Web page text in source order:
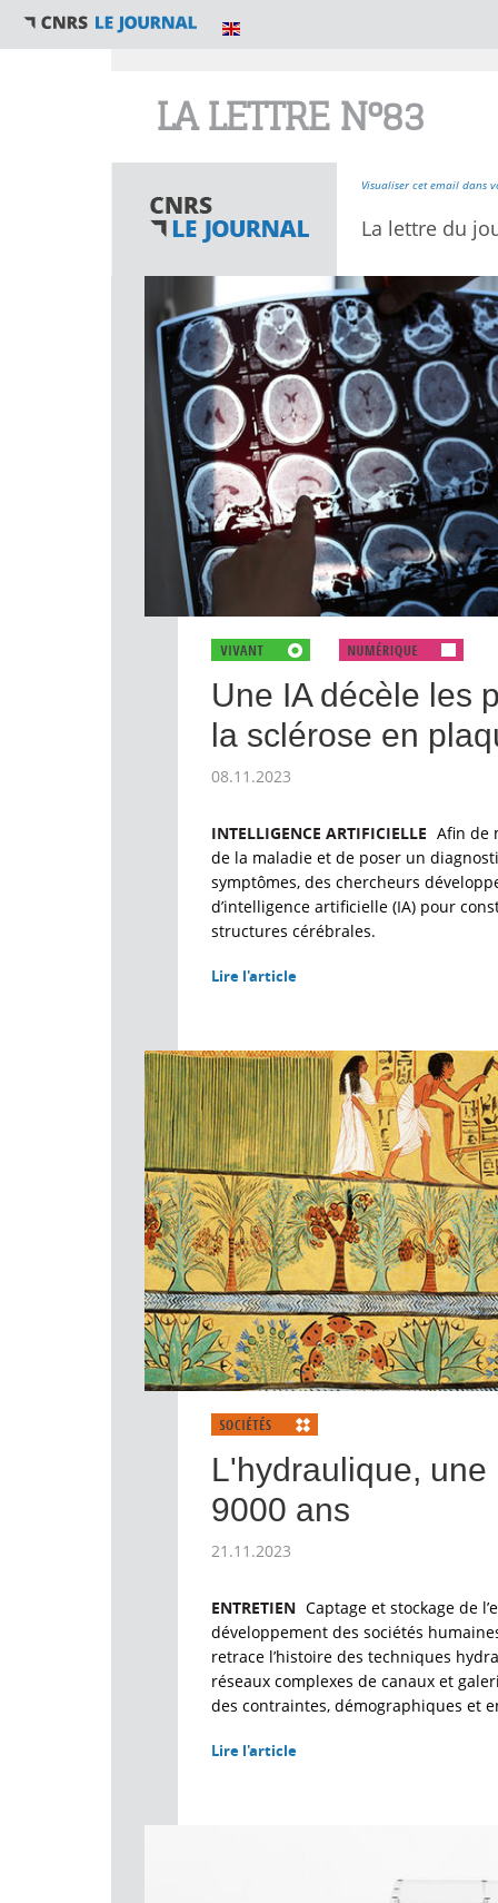
LA LETTRE N°83
Visualiser cet email dans
La lettre du
Une IA décèle les
la sclérose en
08.11.2023
INTELLIGENCE ARTIFICIELLE Afin de
de la maladie et de poser un
symptômes, des chercheurs
d’intelligence artificielle (IA) pour
structures cérébrales.
Lire l'article
L'hydraulique,
9000 ans
21.11.2023
ENTRETIEN Captage et stockage de
développement des sociétés
retrace l’histoire des techniques
réseaux complexes de canaux et
des contraintes, démographiques et
Lire l'article